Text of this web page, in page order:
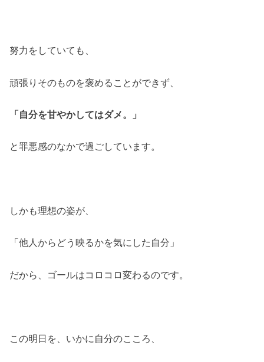
努力をしていても、
頑張りそのものを褒めることができず、
「自分を甘やかしてはダメ。」
と罪悪感のなかで過ごしています。
しかも理想の姿が、
「他人からどう映るかを気にした自分」
だから、ゴールはコロコロ変わるのです。
この明日を、いかに自分のこころ、